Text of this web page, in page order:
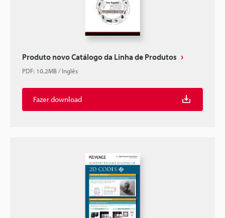
Produto novo Catálogo da Linha de Produtos
PDF: 10.2MB/Inglês
Fazer download